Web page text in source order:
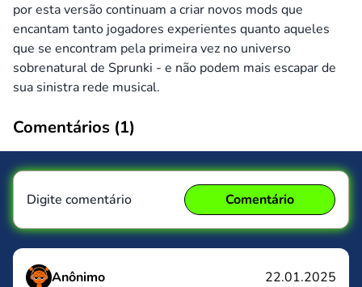
por esta versão continuam a criar novos mods que
encantam tanto jogadores experientes quanto aqueles
que se encontram pela primeira vez no universo
sobrenatural de Sprunki - e não podem mais escapar de
sua sinistra rede musical.
Comentários (1)
Anônimo
22.01.2025
Digite comentário Comentário